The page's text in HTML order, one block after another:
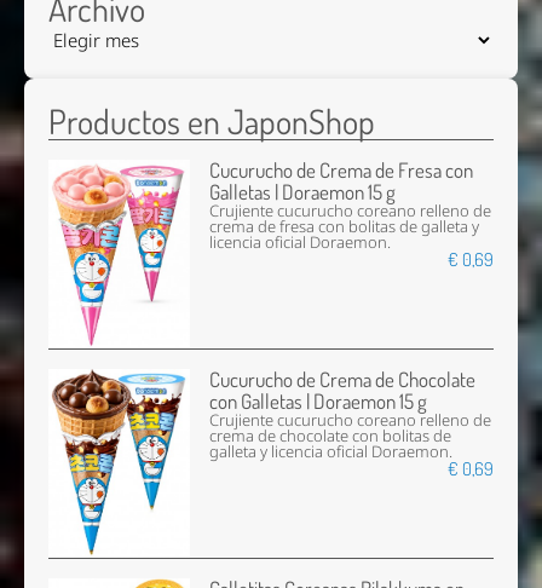
Productos en JaponShop
Cucurucho de Crema de Fresa con
Galletas | Doraemon 15 g
Crujiente cucurucho coreano relleno de
crema de fresa con bolitas de galleta y
licencia oficial Doraemon.
€ 0,69
Cucurucho de Crema de Chocolate
con Galletas | Doraemon 15 g
Crujiente cucurucho coreano relleno de
crema de chocolate con bolitas de
galleta y licencia oficial Doraemon.
€ 0,69